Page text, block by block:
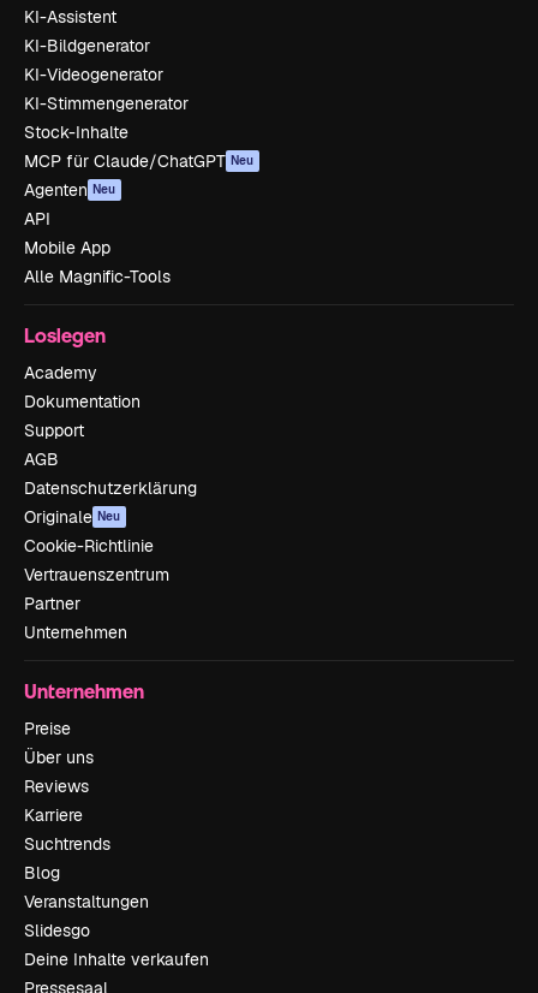
KI-Assistent
KI-Bildgenerator
KI-Videogenerator
KI-Stimmengenerator
Stock-Inhalte
MCP für Claude/ChatGPT Neu
Agenten Neu
API
Mobile App
Alle Magnific-Tools
Loslegen
Academy
Dokumentation
Support
AGB
Datenschutzerklärung
Originale Neu
Cookie-Richtlinie
Vertrauenszentrum
Partner
Unternehmen
Unternehmen
Preise
Über uns
Reviews
Karriere
Suchtrends
Blog
Veranstaltungen
Slidesgo
Deine Inhalte verkaufen
Pressesaal